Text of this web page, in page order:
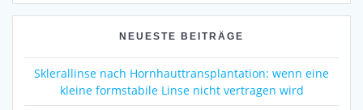
NEUESTE BEITRÄGE
Sklerallinse nach Hornhauttransplantation: wenn eine
kleine formstabile Linse nicht vertragen wird